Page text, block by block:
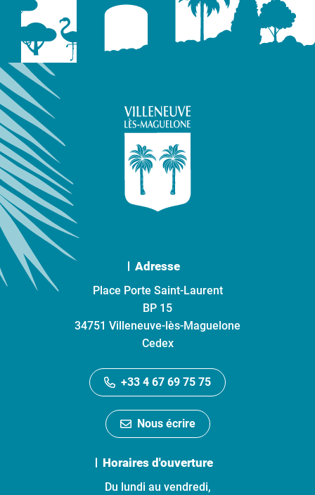
Adresse
Place Porte Saint-Laurent
BP 15
34751 Villeneuve-lès-Maguelone
Cedex
+33 4 67 69 75 75
Nous écrire
Horaires d'ouverture
Du lundi au vendredi,